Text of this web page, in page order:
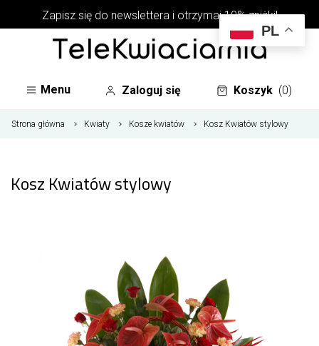
Zapisz się do newslettera i otrzymaj 10% zniżki!
Menu Zaloguj się Koszyk (0)
Strona główna Kwiaty Kosze kwiatów Kosz Kwiatów stylowy
Kosz Kwiatów stylowy
PL